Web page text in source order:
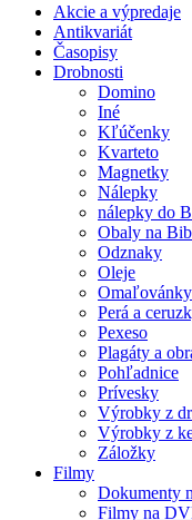
Akcie a výpredaje
Antikvariát
Časopisy
Drobnosti
Domino
Iné
Kľúčenky
Kvarteto
Magnetky
Nálepky
nálepky do
Obaly na
Odznaky
Oleje
Omaľovánky
Perá a
Pexeso
Plagáty a
Pohľadnice
Prívesky
Výrobky z
Výrobky z
Záložky
Filmy
Dokumenty
Filmy na